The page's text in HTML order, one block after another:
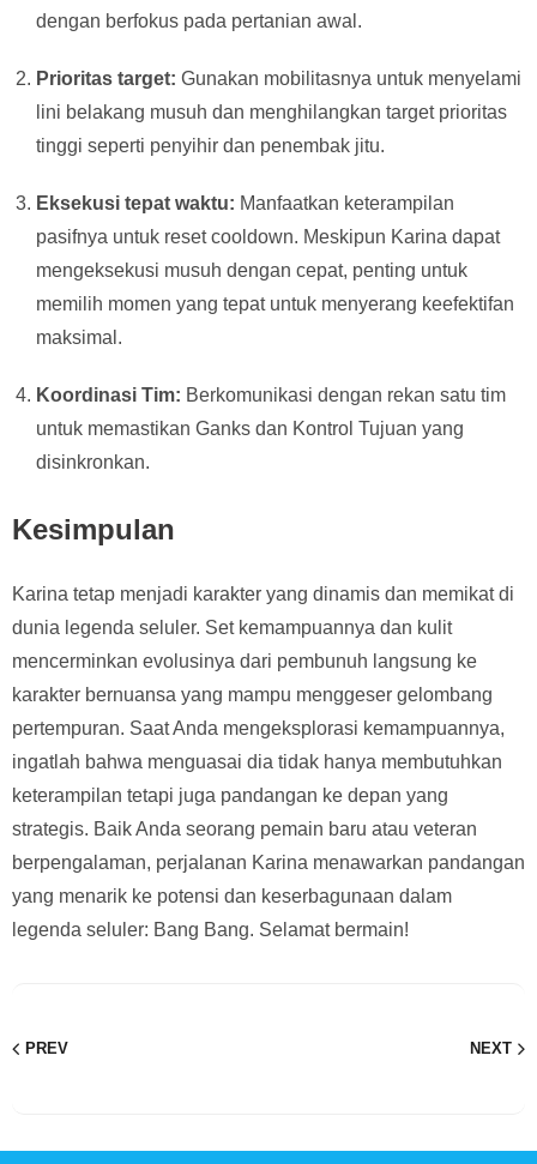
dengan berfokus pada pertanian awal.
Prioritas target: Gunakan mobilitasnya untuk menyelami
lini belakang musuh dan menghilangkan target prioritas
tinggi seperti penyihir dan penembak jitu.
Eksekusi tepat waktu: Manfaatkan keterampilan
pasifnya untuk reset cooldown. Meskipun Karina dapat
mengeksekusi musuh dengan cepat, penting untuk
memilih momen yang tepat untuk menyerang keefektifan
maksimal.
Koordinasi Tim: Berkomunikasi dengan rekan satu tim
untuk memastikan Ganks dan Kontrol Tujuan yang
disinkronkan.
Kesimpulan
Karina tetap menjadi karakter yang dinamis dan memikat di
dunia legenda seluler. Set kemampuannya dan kulit
mencerminkan evolusinya dari pembunuh langsung ke
karakter bernuansa yang mampu menggeser gelombang
pertempuran. Saat Anda mengeksplorasi kemampuannya,
ingatlah bahwa menguasai dia tidak hanya membutuhkan
keterampilan tetapi juga pandangan ke depan yang
strategis. Baik Anda seorang pemain baru atau veteran
berpengalaman, perjalanan Karina menawarkan pandangan
yang menarik ke potensi dan keserbagunaan dalam
legenda seluler: Bang Bang. Selamat bermain!
PREV NEXT